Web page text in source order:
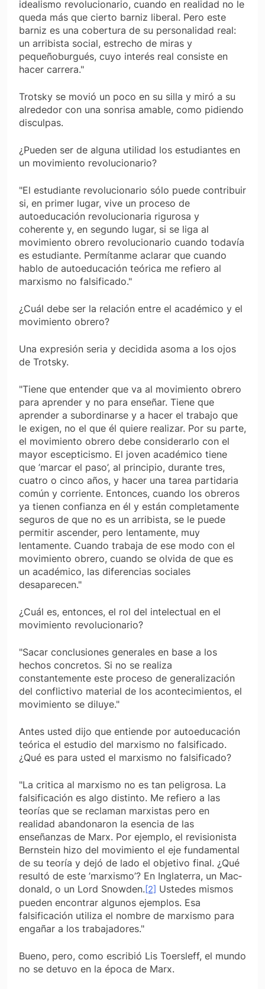
idealismo re­volucionario, cuando en realidad no le
queda más que cierto barniz liberal. Pero este
barniz es una cobertura de su personalidad real:
un arribista social, estrecho de miras y
pequeñoburgués, cuyo interés real consiste en
hacer carrera."
Trotsky se movió un poco en su silla y miró a su
alre­dedor con una sonrisa amable, como pidiendo
dis­culpas.
¿Pueden ser de alguna utilidad los estudiantes en
un movimiento revolucionario?
"El estudiante revolucionario sólo puede contribuir
si, en primer lugar, vive un proceso de
autoeducación revolucionaria rigurosa y
coherente y, en segundo lu­gar, si se liga al
movimiento obrero revolucionario cuando todavía
es estudiante. Permítanme aclarar que cuando
hablo de autoeducación teórica me refiero al
marxismo no falsificado."
¿Cuál debe ser la relación entre el académico y el
movimiento obrero?
Una expresión seria y decidida asoma a los ojos
de Trotsky.
"Tiene que entender que va al movimiento obrero
para aprender y no para enseñar. Tiene que
aprender a subordinarse y a hacer el trabajo que
le exigen, no el que él quiere realizar. Por su parte,
el movimiento obrero debe considerarlo con el
mayor escepticismo. El joven académico tiene
que ’marcar el paso’, al princi­pio, durante tres,
cuatro o cinco años, y hacer una tarea partidaria
común y corriente. Entonces, cuando los obreros
ya tienen confianza en él y están completamen­te
seguros de que no es un arribista, se le puede
permi­tir ascender, pero lentamente, muy
lentamente. Cuando trabaja de ese modo con el
movimiento obrero, cuando se olvida de que es
un académico, las diferen­cias sociales
desaparecen."
¿Cuál es, entonces, el rol del intelectual en el
movi­miento revolucionario?
"Sacar conclusiones generales en base a los
hechos concretos. Si no se realiza
constantemente este proceso de generalización
del conflictivo material de los aconte­cimientos, el
movimiento se diluye."
Antes usted dijo que entiende por autoeducación
teórica el estudio del marxismo no falsificado.
¿Qué es para usted el marxismo no falsificado?
"La critica al marxismo no es tan peligrosa. La
falsi­ficación es algo distinto. Me refiero a las
teorías que se reclaman marxistas pero en
realidad abandonaron la esencia de las
enseñanzas de Marx. Por ejemplo, el revisionista
Bernstein hizo del movimiento el eje fundamental
de su teoría y dejó de lado el objetivo final. ¿Qué
resultó de este ’marxismo’? En Inglaterra, un Mac­
donald, o un Lord Snowden. [2] Ustedes mismos
pueden encontrar algunos ejemplos. Esa
falsificación utiliza el nombre de marxismo para
engañar a los trabajadores."
Bueno, pero, como escribió Lis Toersleff, el mundo
no se detuvo en la época de Marx.